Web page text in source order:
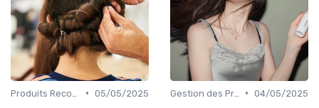
• 05/05/2025
• 04/05/2025